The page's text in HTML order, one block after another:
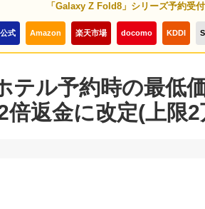
「Galaxy Z Fold8」シリーズ予約受
式 Amazon 楽天市場 docomo KDDI
テル予約時の最低
倍返金に改定(上限2